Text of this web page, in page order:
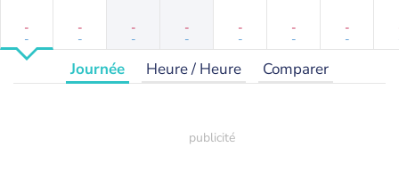
-
-
-
-
-
-
-
-
-
-
-
-
-
-
Journée Heure / Heure Comparer